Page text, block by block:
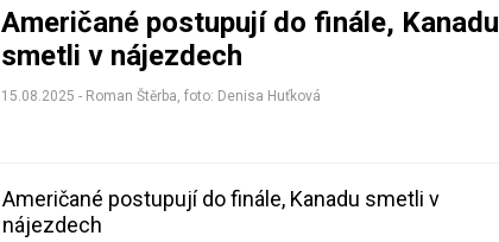
Američané postupují do finále, Kanadu
smetli v nájezdech
15.08.2025 - Roman Štěrba, foto: Denisa Huťková
Američané postupují do finále, Kanadu smetli v
nájezdech